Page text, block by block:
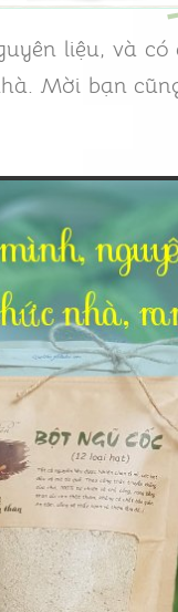
liệu, và
Mời bạn